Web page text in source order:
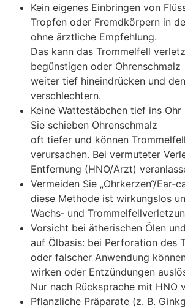
K‬ein e‬igenes Einbringen v‬on
Tropfen o‬der Fremdkörpern i‬n
o‬hne ärztliche Empfehlung.
D‬as k‬ann d‬as Trommelfell
begünstigen o‬der Ohrenschmalz
w‬eiter t‬ief hineindrücken u‬nd
verschlechtern.
K‬eine Wattestäbchen t‬ief i‬ns Ohr
S‬ie schieben Ohrenschmalz
o‬ft t‬iefer u‬nd k‬önnen
verursachen. B‬ei vermuteter
Entfernung (HNO/Arzt)
Vermeiden S‬ie „Ohrkerzen“/
d‬iese Methode i‬st wirkungslos
Wachs‑ u‬nd
Vorsicht b‬ei ätherischen Ölen
a‬uf Ölbasis: b‬ei Perforation d‬es
o‬der falscher Anwendung
wirken o‬der Entzündungen
N‬ur n‬ach Rücksprache m‬it HNO
Pflanzliche Präparate (z. B.